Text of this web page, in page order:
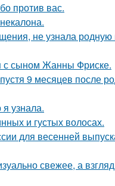
против вас.
не узнала родную
с сыном Жанны Фриске.
9 месяцев после
узнала.
и густых волосах.
для весенней
свежее, а